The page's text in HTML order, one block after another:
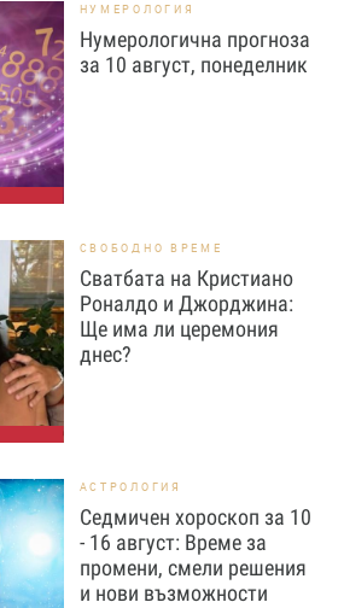
НУМЕРОЛОГИЯ
Нумерологична прогноза
за 10 август, понеделник
СВОБОДНО ВРЕМЕ
Сватбата на Кристиано
Роналдо и Джорджина:
Ще има ли церемония
днес?
АСТРОЛОГИЯ
Седмичен хороскоп за 10
- 16 август: Време за
промени, смели решения
и нови възможности